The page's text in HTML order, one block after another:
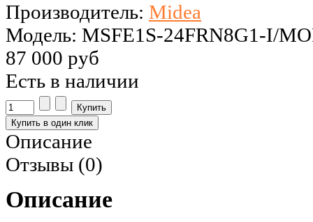
Производитель: Midea
Модель: MSFE1S-24FRN8G1-I/
87 000 руб
Есть в наличии
Описание
Отзывы (0)
Описание